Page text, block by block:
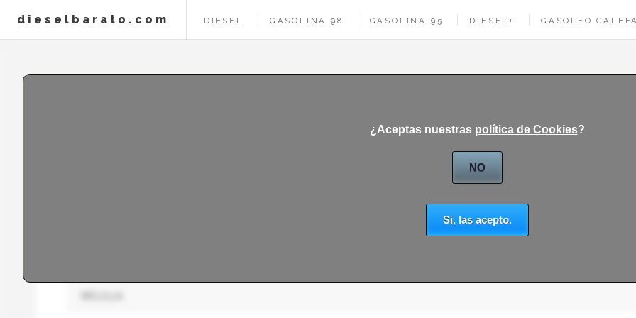
¿Aceptas nuestras política de Cookies?
NO
Si, las acepto.
dieselbarato.com DIESEL GASOLINA 98 GASOLINA 95 DIESEL+ GASOLEO
Precio del diesel plus en MELILLA
seleciona tu provincia y localidad: